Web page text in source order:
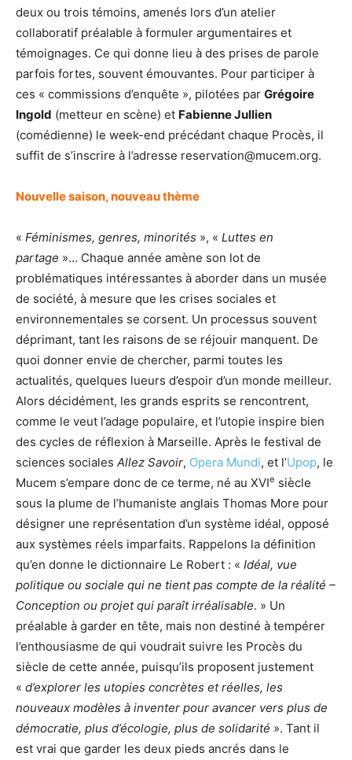
deux ou trois témoins, amenés lors d’un atelier
collaboratif préalable à formuler argumentaires et
témoignages. Ce qui donne lieu à des prises de parole
parfois fortes, souvent émouvantes. Pour participer à
ces « commissions d’enquête », pilotées par Grégoire
Ingold (metteur en scène) et Fabienne Jullien
(comédienne) le week-end précédant chaque Procès, il
suffit de s’inscrire à l’adresse reservation@mucem.org.
Nouvelle saison, nouveau thème
« Féminismes, genres, minorités », « Luttes en
partage »… Chaque année amène son lot de
problématiques intéressantes à aborder dans un musée
de société, à mesure que les crises sociales et
environnementales se corsent. Un processus souvent
déprimant, tant les raisons de se réjouir manquent. De
quoi donner envie de chercher, parmi toutes les
actualités, quelques lueurs d’espoir d’un monde meilleur.
Alors décidément, les grands esprits se rencontrent,
comme le veut l’adage populaire, et l’utopie inspire bien
des cycles de réflexion à Marseille. Après le festival de
sciences sociales Allez Savoir, Opera Mundi, et l’Upop, le
Mucem s’empare donc de ce terme, né au XVIe siècle
sous la plume de l’humaniste anglais Thomas More pour
désigner une représentation d’un système idéal, opposé
aux systèmes réels imparfaits. Rappelons la définition
qu’en donne le dictionnaire Le Robert : « Idéal, vue
politique ou sociale qui ne tient pas compte de la réalité –
Conception ou projet qui paraît irréalisable. » Un
préalable à garder en tête, mais non destiné à tempérer
l’enthousiasme de qui voudrait suivre les Procès du
siècle de cette année, puisqu’ils proposent justement
« d’explorer les utopies concrètes et réelles, les
nouveaux modèles à inventer pour avancer vers plus de
démocratie, plus d’écologie, plus de solidarité ». Tant il
est vrai que garder les deux pieds ancrés dans le